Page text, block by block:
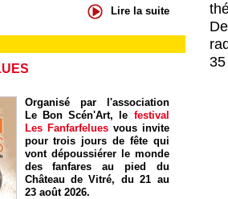
Lire la suite
Organisé par l'association
Le Bon Scén'Art, le festival
Les Fanfarfelues vous invite
pour trois jours de fête qui
vont dépoussiérer le monde
des fanfares au pied du
Château de Vitré, du 21 au
23 août 2026.